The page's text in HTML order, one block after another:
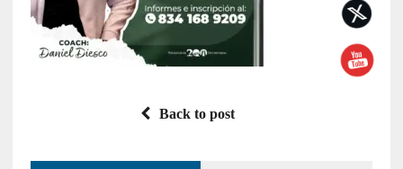
Back to post